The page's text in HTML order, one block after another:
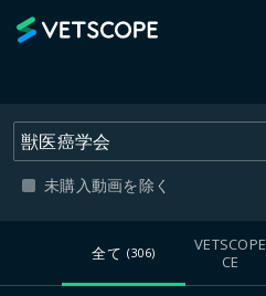
未購入動画を除く
全て (306)
VETSCOPE
CE